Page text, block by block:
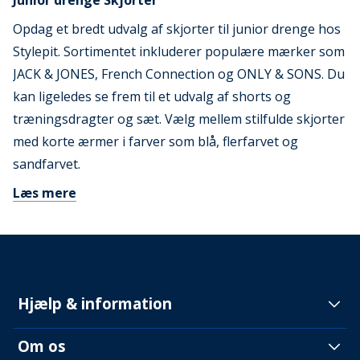
Opdag et bredt udvalg af skjorter til junior drenge hos
Stylepit. Sortimentet inkluderer populære mærker som
JACK & JONES, French Connection og ONLY & SONS. Du
kan ligeledes se frem til et udvalg af shorts og
træningsdragter og sæt. Vælg mellem stilfulde skjorter
med korte ærmer i farver som blå, flerfarvet og
sandfarvet.
Læs mere
Hjælp & information
Om os